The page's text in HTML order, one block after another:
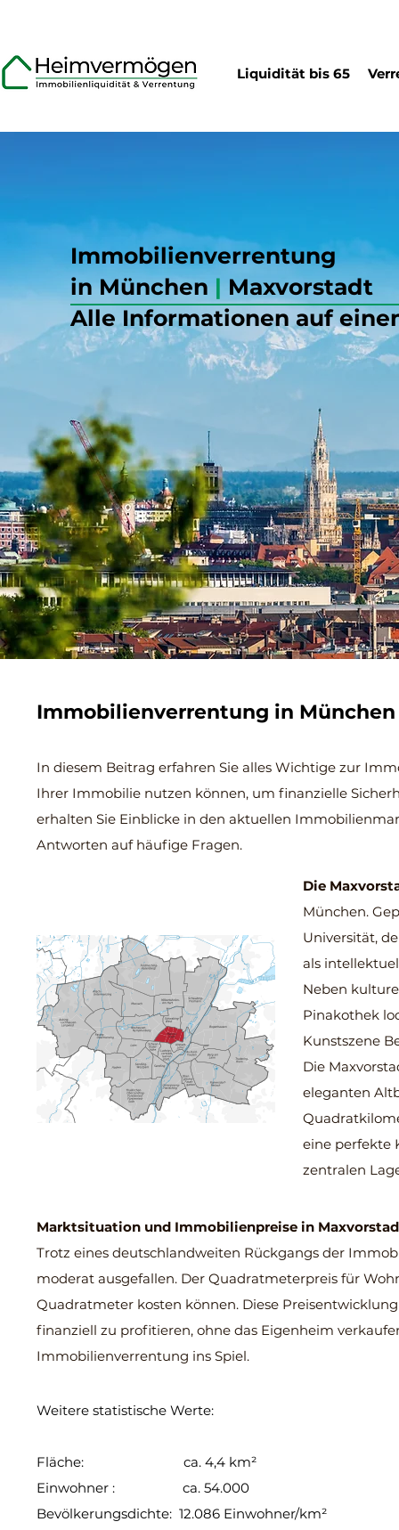
Liquidität bis 65
Immobilienverrentung
in München| Maxvorstadt
Alle Informationen auf
Immobilienverrentung in
In diesem Beitrag erfahren Sie alles Wichtige zur
Ihrer Immobilie nutzen können, um finanzielle
erhalten Sie Einblicke in den aktuellen
Antworten auf häufige Fragen.
Die
München.
Universität,
als
Neben
Pinakothek
Kunstszene
Die
eleganten
eine perfekte
zentralen
Marktsituation und Immobilienpreise in
Trotz eines deutschlandweiten Rückgangs der
moderat ausgefallen. Der Quadratmeterpreis für
Quadratmeter kosten können. Diese
finanziell zu profitieren, ohne das Eigenheim
Immobilienverrentung ins Spiel.
Weitere statistische Werte:
Fläche: ca. 4,4 km²
Einwohner : ca. 54.000
Bevölkerungsdichte: 12.086 Einwohner/km²